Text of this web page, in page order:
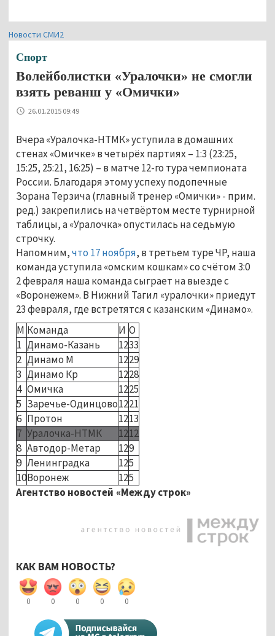
Новости СМИ2
Спорт
Волейболистки «Уралочки» не смогли
взять реванш у «Омички»
26.01.2015 09:49
Вчера «Уралочка-НТМК» уступила в домашних
стенах «Омичке» в четырёх партиях – 1:3 (23:25,
15:25, 25:21, 16:25) – в матче 12-го тура чемпионата
России. Благодаря этому успеху подопечные
Зорана Терзича (главный тренер «Омички» - прим.
ред.) закрепились на четвёртом месте турнирной
таблицы, а «Уралочка» опустилась на седьмую
строчку.
Напомним,что 17 ноября, в третьем туре ЧР, наша
команда уступила «омским кошкам» со счётом 3:0
2 февраля наша команда сыграет на выезде с
«Воронежем». В Нижний Тагил «уралочки» приедут
23 февраля, где встретятся с казанским «Динамо».
М Команда И О
1 Динамо-Казань 1233
2 Динамо М 1229
3 Динамо Кр 1228
4 Омичка 1225
5 Заречье-Одинцово1221
6 Протон 1213
7 Уралочка-НТМК 1212
8 Автодор-Метар 129
9 Ленинградка 125
10Воронеж 125
Агентство новостей «Между строк»
КАК ВАМ НОВОСТЬ?
0 0 0 0 0